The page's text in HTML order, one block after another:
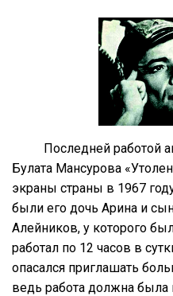
Последней работой
Булата Мансурова
экраны страны в 1967
были его дочь Арина и
Алейников, у которого
работал по 12 часов в
опасался приглашать
ведь работа должна была